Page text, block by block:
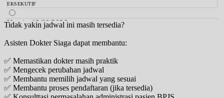
EKSEKUTIF
Kamis, 13/08/2026
Jam 16:00 - 18:00
EKSEKUTIF
Jumat, 14/08/2026
Jam 14:00 - 17:00
EKSEKUTIF
Tidak yakin jadwal ini masih tersedia?
Asisten Dokter Siaga dapat membantu:
✅ Memastikan dokter masih praktik
✅ Mengecek perubahan jadwal
✅ Membantu memilih jadwal yang sesuai
✅ Membantu proses pendaftaran (jika tersedia)